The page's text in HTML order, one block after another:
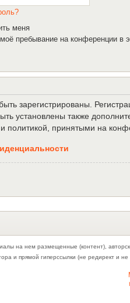
меня
пребывание на конференции в
зарегистрированы.
установлены также
политикой, принятыми на
на нем размещенные (контент),
и прямой гиперссылки (не редирект и